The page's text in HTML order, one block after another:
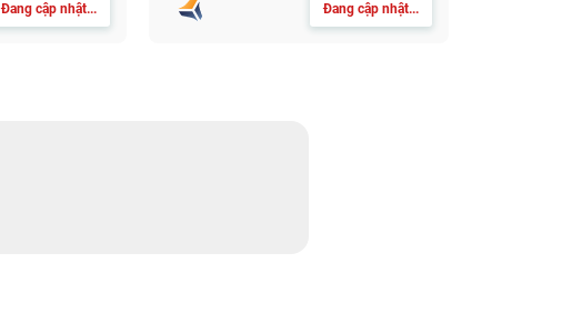
Đang cập nhật... Đang cập nhật...